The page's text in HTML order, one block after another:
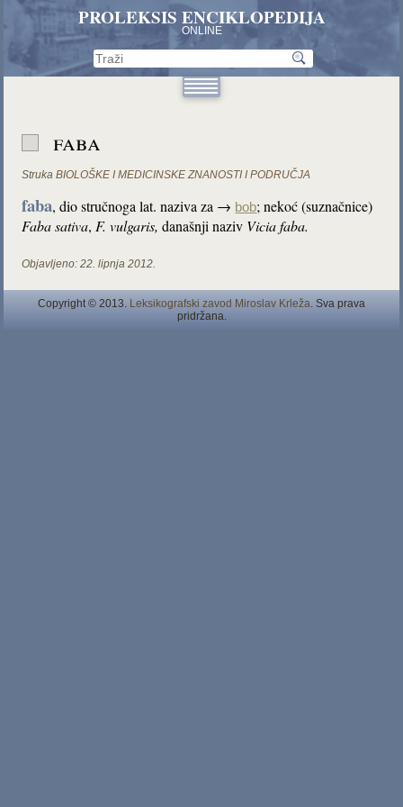
PROLEKSIS ENCIKLOPEDIJA
ONLINE
faba
Struka BIOLOŠKE I MEDICINSKE ZNANOSTI I PODRUČJA
faba, dio stručnoga lat. naziva za → bob; nekoć (suznačnice)
Faba sativa, F. vulgaris,današnji naziv Vicia faba.
Objavljeno: 22. lipnja 2012.
Copyright © 2013. Leksikografski zavod Miroslav Krleža. Sva prava
pridržana.